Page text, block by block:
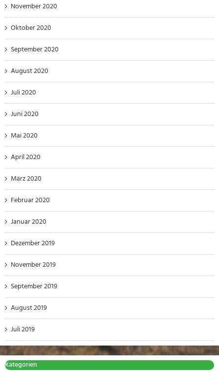
November 2020
Oktober 2020
September 2020
August 2020
Juli 2020
Juni 2020
Mai 2020
April 2020
März 2020
Februar 2020
Januar 2020
Dezember 2019
November 2019
September 2019
August 2019
Juli 2019
Kategorien